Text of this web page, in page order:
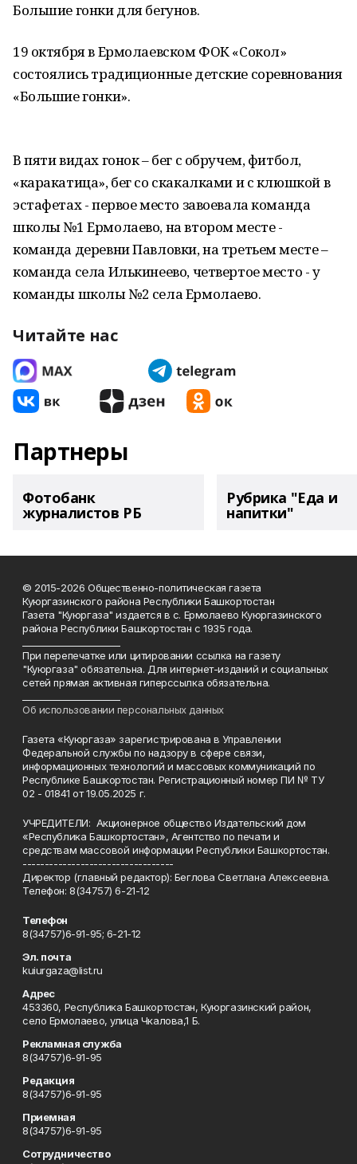
Большие гонки для бегунов.
19 октября в Ермолаевском ФОК «Сокол»
состоялись традиционные детские соревнования
«Большие гонки».
В пяти видах гонок – бег с обручем, фитбол,
«каракатица», бег со скакалками и с клюшкой в
эстафетах - первое место завоевала команда
школы №1 Ермолаево, на втором месте -
команда деревни Павловки, на третьем месте –
команда села Илькинеево, четвертое место - у
команды школы №2 села Ермолаево.
Читайте нас
Партнеры
Фотобанк
журналистов РБ
Рубрика "Еда и
напитки"
© 2015-2026 Общественно-политическая газета
Куюргазинского района Республики Башкортостан
Газета "Куюргаза" издается в с. Ермолаево Куюргазинского
района Республики Башкортостан с 1935 года.
При перепечатке или цитировании ссылка на газету
"Куюргаза" обязательна. Для интернет-изданий и социальных
сетей прямая активная гиперссылка обязательна.
Об использовании персональных данных
Газета «Куюргаза» зарегистрирована в Управлении
Федеральной службы по надзору в сфере связи,
информационных технологий и массовых коммуникаций по
Республике Башкортостан. Регистрационный номер ПИ № ТУ
02 - 01841 от 19.05.2025 г.
УЧРЕДИТЕЛИ: Акционерное общество Издательский дом
«Республика Башкортостан», Агентство по печати и
средствам массовой информации Республики Башкортостан.
----------------------------------
Директор (главный редактор): Беглова Светлана Алексеевна.
Телефон: 8(34757) 6-21-12
Телефон
8(34757)6-91-95; 6-21-12
Эл. почта
kuiurgaza@list.ru
Адрес
453360, Республика Башкортостан, Куюргазинский район,
село Ермолаево, улица Чкалова,1 Б.
Рекламная служба
8(34757)6-91-95
Редакция
8(34757)6-91-95
Приемная
8(34757)6-91-95
Сотрудничество